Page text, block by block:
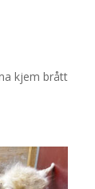
kjem brått